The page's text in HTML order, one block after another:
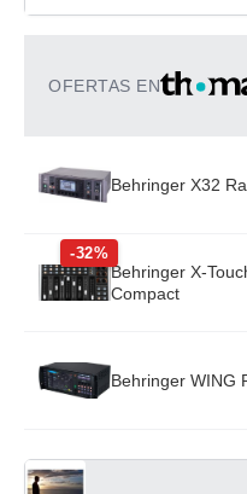
OFERTAS EN
Behringer X32
-32%
Behringer X-
Compact
Behringer WING